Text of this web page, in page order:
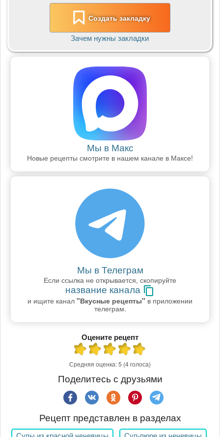
Создать закладку
Зачем нужны закладки
Мы в Макс
Новые рецепты смотрите в нашем канале в Максе!
Мы в Телеграм
Если ссылка не открывается, скопируйте
название канала
и ищите канал "Вкусные рецепты" в приложении
телеграм.
Оцените рецепт
Средняя оценка:5 (4 голоса)
Поделитесь с друзьями
Рецепт представлен в разделах